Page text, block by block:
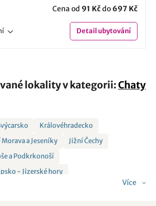
Cena od 91 Kčdo 697 Kč
Detailubytování
lokality v kategorii:Chaty
Královéhradecko
a Jeseníky
Jižní Čechy
a Podkrkonoší
- Jizerské hory
Český ráj
Více